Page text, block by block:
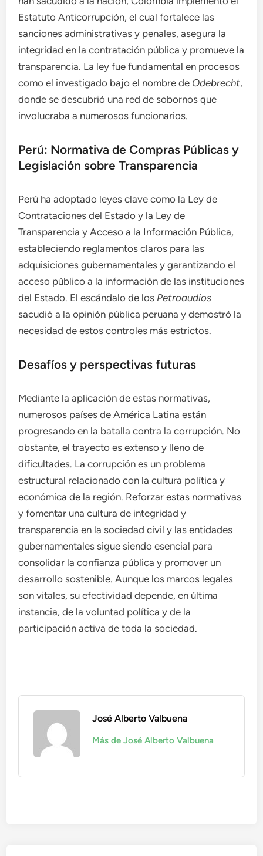
Estatuto Anticorrupción, el cual fortalece las
sanciones administrativas y penales, asegura la
integridad en la contratación pública y promueve la
transparencia. La ley fue fundamental en procesos
como el investigado bajo el nombre de Odebrecht,
donde se descubrió una red de sobornos que
involucraba a numerosos funcionarios.
Perú: Normativa de Compras Públicas y
Legislación sobre Transparencia
Perú ha adoptado leyes clave como la Ley de
Contrataciones del Estado y la Ley de
Transparencia y Acceso a la Información Pública,
estableciendo reglamentos claros para las
adquisiciones gubernamentales y garantizando el
acceso público a la información de las instituciones
del Estado. El escándalo de los Petroaudios
sacudió a la opinión pública peruana y demostró la
necesidad de estos controles más estrictos.
Desafíos y perspectivas futuras
Mediante la aplicación de estas normativas,
numerosos países de América Latina están
progresando en la batalla contra la corrupción. No
obstante, el trayecto es extenso y lleno de
dificultades. La corrupción es un problema
estructural relacionado con la cultura política y
económica de la región. Reforzar estas normativas
y fomentar una cultura de integridad y
transparencia en la sociedad civil y las entidades
gubernamentales sigue siendo esencial para
consolidar la confianza pública y promover un
desarrollo sostenible. Aunque los marcos legales
son vitales, su efectividad depende, en última
instancia, de la voluntad política y de la
participación activa de toda la sociedad.
José Alberto Valbuena
Más de José Alberto Valbuena